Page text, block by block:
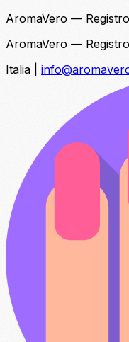
AromaVero —
AromaVero —
Italia